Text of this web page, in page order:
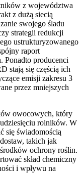
z województwa
z dużą siecią
swojego śladu
strategii redukcji
ustrukturyzowanego
raport
Ponadto producenci
stają się częścią ich
emisji zakresu 3
przez mniejszych
owocowych, który
rolników. W
się świadomością
takich jak
ochrony roślin.
skład chemiczny
i wpływu na